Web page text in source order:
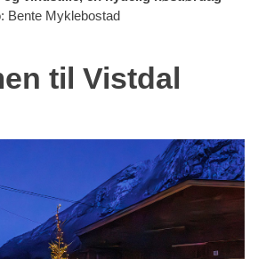
Bente Myklebostad
til Vistdal